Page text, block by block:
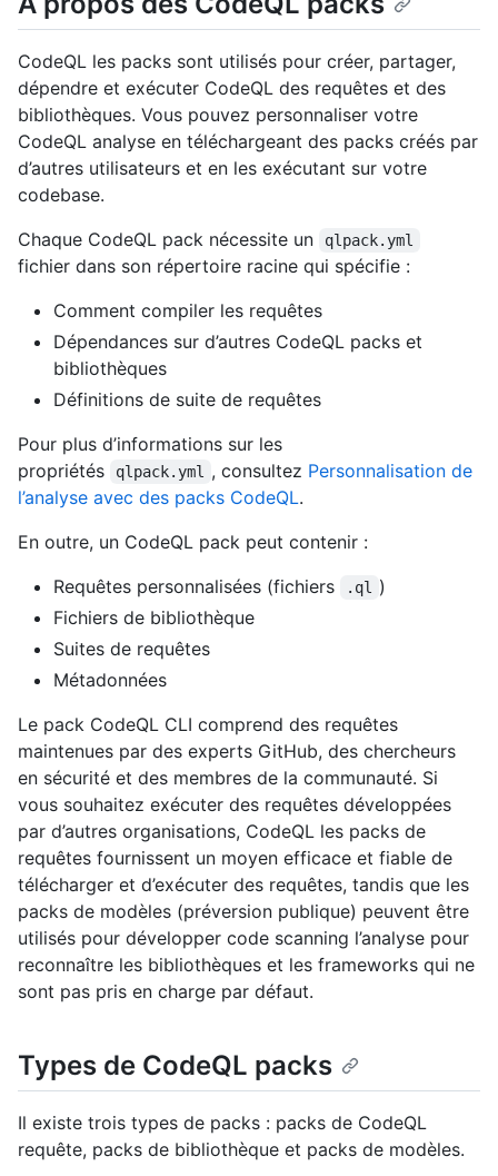
CodeQL les packs sont utilisés pour créer, partager,
dépendre et exécuter CodeQL des requêtes et des
bibliothèques. Vous pouvez personnaliser votre
CodeQL analyse en téléchargeant des packs créés par
d’autres utilisateurs et en les exécutant sur votre
codebase.
Chaque CodeQL pack nécessite un
qlpack.yml
fichier dans son répertoire racine qui spécifie :
Comment compiler les requêtes
Dépendances sur d’autres CodeQL packs et
bibliothèques
Définitions de suite de requêtes
Pour plus d’informations sur les
propriétés
qlpack.yml , consultez Personnalisation de
l’analyse avec des packs CodeQL.
En outre, un CodeQL pack peut contenir :
Requêtes personnalisées (fichiers
.ql
)
Fichiers de bibliothèque
Suites de requêtes
Métadonnées
Le pack CodeQL CLI comprend des requêtes
maintenues par des experts GitHub, des chercheurs
en sécurité et des membres de la communauté. Si
vous souhaitez exécuter des requêtes développées
par d’autres organisations, CodeQL les packs de
requêtes fournissent un moyen efficace et fiable de
télécharger et d’exécuter des requêtes, tandis que les
packs de modèles (préversion publique) peuvent être
utilisés pour développer code scanning l’analyse pour
reconnaître les bibliothèques et les frameworks qui ne
sont pas pris en charge par défaut.
Types de CodeQL packs
Il existe trois types de packs : packs de CodeQL
requête, packs de bibliothèque et packs de modèles.